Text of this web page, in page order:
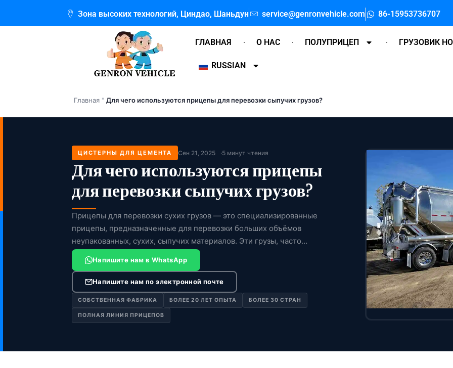
Зона высоких технологий, Циндао, Шаньдун service@genronvehicle.com 86-15953736707
ГЛАВНАЯ О НАС ПОЛУПРИЦЕП ГРУЗОВИК
RUSSIAN
Главная " Для чего используются прицепы для перевозки сыпучих грузов?
ЦИСТЕРНЫ ДЛЯ ЦЕМЕНТА Сен 21, 2025 5 минут чтения
Для чего используются прицепы
для перевозки сыпучих грузов?
Прицепы для перевозки сухих грузов — это специализированные
прицепы, предназначенные для перевозки больших объёмов
неупакованных, сухих, сыпучих материалов. Эти грузы, часто
называемые […]
Напишите нам в WhatsApp
Напишите нам по электронной почте
СОБСТВЕННАЯ ФАБРИКА БОЛЕЕ 20 ЛЕТ ОПЫТА БОЛЕЕ 30 СТРАН
ПОЛНАЯ ЛИНИЯ ПРИЦЕПОВ